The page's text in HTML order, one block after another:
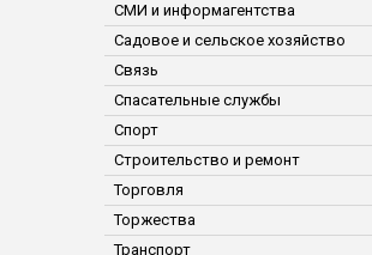
СМИ и информагентства
Садовое и сельское хозяйство
Связь
Спасательные службы
Спорт
Строительство и ремонт
Торговля
Торжества
Транспорт